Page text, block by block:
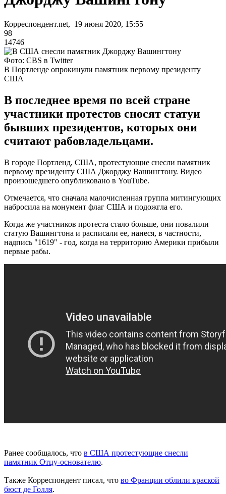
Корреспондент.net, 19 июня 2020, 15:55
98
14746
Фото: CBS в Twitter
В Портленде опрокинули памятник первому президенту
США
В последнее время по всей стране
участники протестов сносят статуи
бывших президентов, которых они
считают рабовладельцами.
В городе Портленд, США, протестующие снесли памятник
первому президенту США Джорджу Вашингтону. Видео
произошедшего опубликовано в YouTube.
Отмечается, что сначала малочисленная группа митингующих
набросила на монумент флаг США и подожгла его.
Когда же участников протеста стало больше, они повалили
статую Вашингтона и расписали ее, нанеся, в частности,
надпись "1619" - год, когда на территорию Америки прибыли
первые рабы.
Ранее сообщалось, что в США протестующие снесли
памятник Отцу-основателю.
Также Корреспондент писал, что во Франции облили краской
бюст де Голля.